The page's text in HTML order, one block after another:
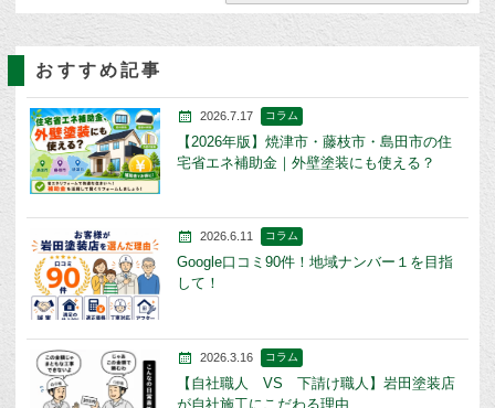
おすすめ記事
2026.7.17 コラム
【2026年版】焼津市・藤枝市・島田市の住
宅省エネ補助金｜外壁塗装にも使える？
2026.6.11 コラム
Google口コミ90件！地域ナンバー１を目指
して！
2026.3.16 コラム
【自社職人 VS 下請け職人】岩田塗装店
が自社施工にこだわる理由